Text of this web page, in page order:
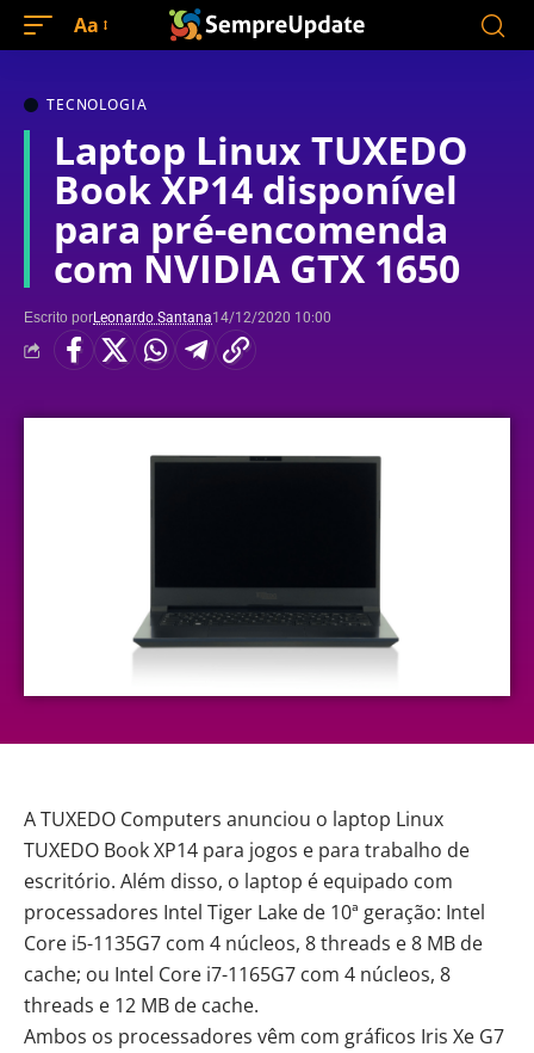
Aa
TECNOLOGIA
Laptop Linux TUXEDO
Book XP14 disponível
para pré-encomenda
com NVIDIA GTX 1650
Escrito porLeonardo Santana14/12/2020 10:00
A TUXEDO Computers anunciou o laptop Linux
TUXEDO Book XP14 para jogos e para trabalho de
escritório. Além disso, o laptop é equipado com
processadores Intel Tiger Lake de 10ª geração: Intel
Core i5-1135G7 com 4 núcleos, 8 threads e 8 MB de
cache; ou Intel Core i7-1165G7 com 4 núcleos, 8
threads e 12 MB de cache.
Ambos os processadores vêm com gráficos Iris Xe G7